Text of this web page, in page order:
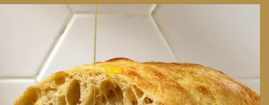
We can have Euro summer, right here at home
14 0